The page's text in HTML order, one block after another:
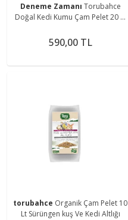
Deneme Zamanı Torubahce
Doğal Kedi Kumu Çam Pelet 20 Lt
590,00 TL
torubahce Organik Çam Pelet 10
Lt Sürüngen kuş Ve Kedi Altlığı